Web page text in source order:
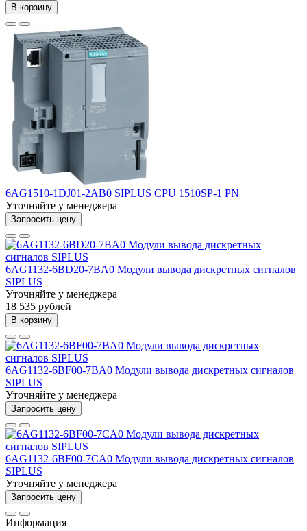
В корзину
6AG1510-1DJ01-2AB0 SIPLUS CPU 1510SP-1 PN
Уточняйте у менеджера
Запросить цену
6AG1132-6BD20-7BA0 Модули вывода дискретных сигналов
SIPLUS
Уточняйте у менеджера
18 535 рублей
В корзину
6AG1132-6BF00-7BA0 Модули вывода дискретных сигналов
SIPLUS
Уточняйте у менеджера
Запросить цену
6AG1132-6BF00-7CA0 Модули вывода дискретных сигналов
SIPLUS
Уточняйте у менеджера
Запросить цену
Информация